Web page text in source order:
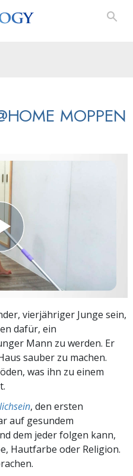
MOPPEN
vierjähriger Junge sein,
dafür, ein
Mann zu werden. Er
sauber zu machen.
was ihn zu einem
, den ersten
auf gesundem
dem jeder folgen kann,
Hautfarbe oder Religion.